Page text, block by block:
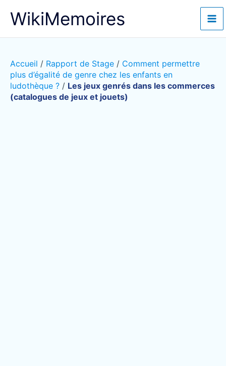
WikiMemoires
Accueil / Rapport de Stage / Comment permettre
plus d’égalité de genre chez les enfants en
ludothèque ? / Les jeux genrés dans les commerces
(catalogues de jeux et jouets)